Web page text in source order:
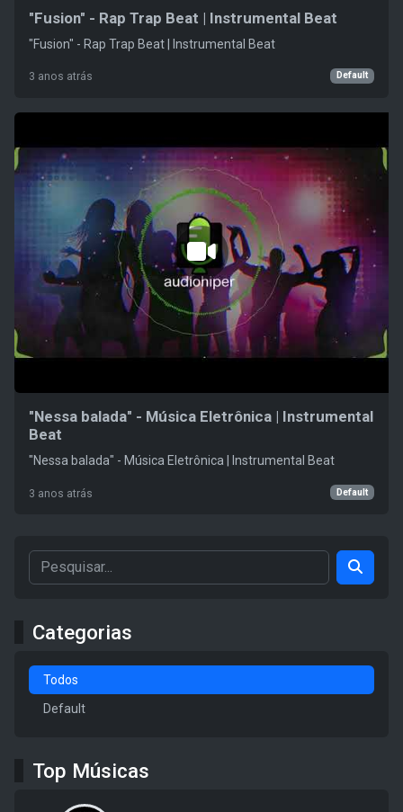
"Fusion" - Rap Trap Beat | Instrumental Beat
"Fusion" - Rap Trap Beat | Instrumental Beat
3 anos atrás Default
"Nessa balada" - Música Eletrônica | Instrumental
Beat
"Nessa balada" - Música Eletrônica | Instrumental Beat
3 anos atrás Default
Categorias
Todos
Default
Top Músicas